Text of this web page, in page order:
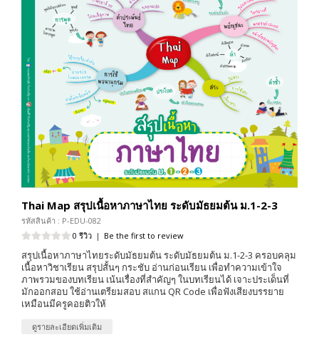
Thai Map สรุปเนื้อหาภาษาไทย ระดับมัธยมต้น ม.1-2-3
รหัสสินค้า : P-EDU-082
0 รีวิว | Be the first to review
สรุปเนื้อหาภาษาไทยระดับมัธยมต้น ระดับมัธยมต้น ม.1-2-3 ครอบคลุม
เนื้อหาวิชาเรียน สรุปสั้นๆ กระชับ อ่านก่อนเรียน เพื่อทำความเข้าใจ
ภาพรวมของบทเรียน เน้นเรื่องที่สำคัญๆ ในบทเรียนได้ เจาะประเด็นที่
มักออกสอบ ใช้อ่านเตรียมสอบ สแกน QR Code เพื่อฟังเสียงบรรยาย
เหมือนมีครูคอยติวให้
ดูรายละเอียดเพิ่มเติม